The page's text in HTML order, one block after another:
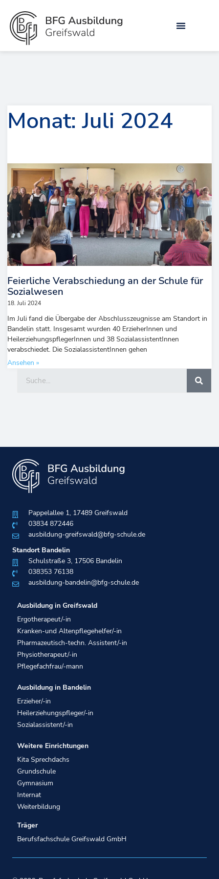
Inhalt
springen
Monat: Juli 2024
Feierliche Verabschiedung an der Schule für
Sozialwesen
18. Juli 2024
Im Juli fand die Übergabe der Abschlusszeugnisse am Standort in
Bandelin statt. Insgesamt wurden 40 ErzieherInnen und
HeilerziehungspflegerInnen und 38 SozialassistentInnen
verabschiedet. Die SozialassistentInnen gehen
Ansehen »
Pappelallee 1, 17489 Greifswald
03834 872446
ausbildung-greifswald@bfg-schule.de
Standort Bandelin
Schulstraße 3, 17506 Bandelin
038353 76138​
ausbildung-bandelin@bfg-schule.de
Ausbildung in Greifswald
Ergotherapeut/-in
Kranken-und Altenpflegehelfer/-in
Pharmazeutisch-techn. Assistent/-in
Physiotherapeut/-in
Pflegefachfrau/-mann
Ausbildung in Bandelin
Erzieher/-in
Heilerziehungspfleger/-in
Sozialassistent/-in
Weitere Einrichtungen
Kita Sprechdachs
Grundschule
Gymnasium
Internat
Weiterbildung
Träger
Berufsfachschule Greifswald GmbH